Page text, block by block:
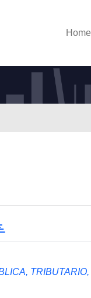
Home
TRIBUTARIO,